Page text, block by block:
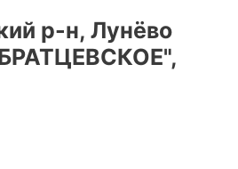
р-н, Лунёво